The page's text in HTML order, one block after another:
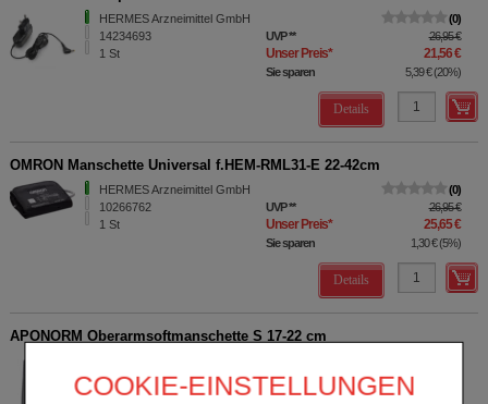
COOKIE-EINSTELLUNGEN
HERMES Arzneimittel GmbH
14234693
1 St
0
UVP** 26,95 €
Unser Preis* 21,56 €
Sie sparen 5,39 €(20%)
Details
OMRON Manschette Universal f.HEM-RML31-E 22-42cm
HERMES Arzneimittel GmbH
10266762
1 St
0
UVP** 26,95 €
Unser Preis* 25,65 €
Sie sparen 1,30 €(5%)
Details
APONORM Oberarmsoftmanschette S 17-22 cm
GmbH & Co KG
15423752
UVP**
Unser Preis*